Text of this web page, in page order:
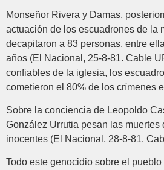
Monseñor Rivera y Damas,
actuación de los escuadrones de la
decapitaron a 83 personas, entre
años (El Nacional, 25-8-81. Cable
confiables de la iglesia, los
cometieron el 80% de los crímenes
Sobre la conciencia de Leopoldo
González Urrutia pesan las muertes
inocentes (El Nacional, 28-8-81.
Todo este genocidio sobre el